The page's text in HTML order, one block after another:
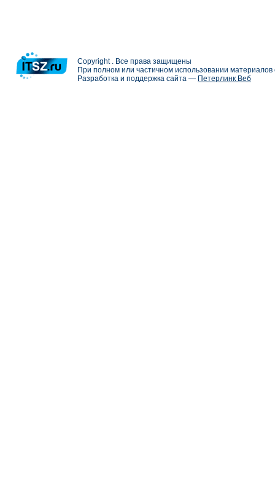
Copyright . Все права защищены
При полном или частичном использовании
Разработка и поддержка сайта — Петерлинк Веб